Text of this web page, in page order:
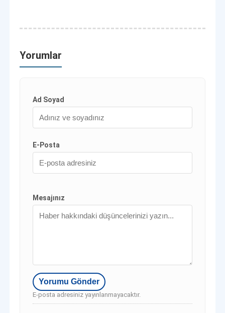
Yorumlar
Ad Soyad
E-Posta
Mesajınız
E-posta adresiniz yayınlanmayacaktır.